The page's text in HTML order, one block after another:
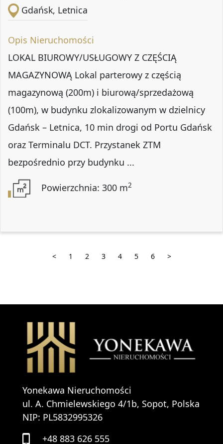
Gdańsk, Letnica
Opis Nieruchomości
LOKAL BIUROWY/USŁUGOWY Z CZĘŚCIĄ
MAGAZYNOWĄ Lokal parterowy z częścią
magazynową (200m) i biurową/sprzedażową
(100m), w budynku zlokalizowanym w dzielnicy
Gdańsk – Letnica, 10 min drogi od Portu Gdańsk
oraz Terminalu DCT. Przystanek ZTM
bezpośrednio przy budynku ...
Powierzchnia: 300 m2
< 1 2 3 4 5 6 >
Yonekawa Nieruchomości
ul. A. Chmielewskiego 4/1b, Sopot, Polska
NIP: PL5832995326
+48 883 626 555